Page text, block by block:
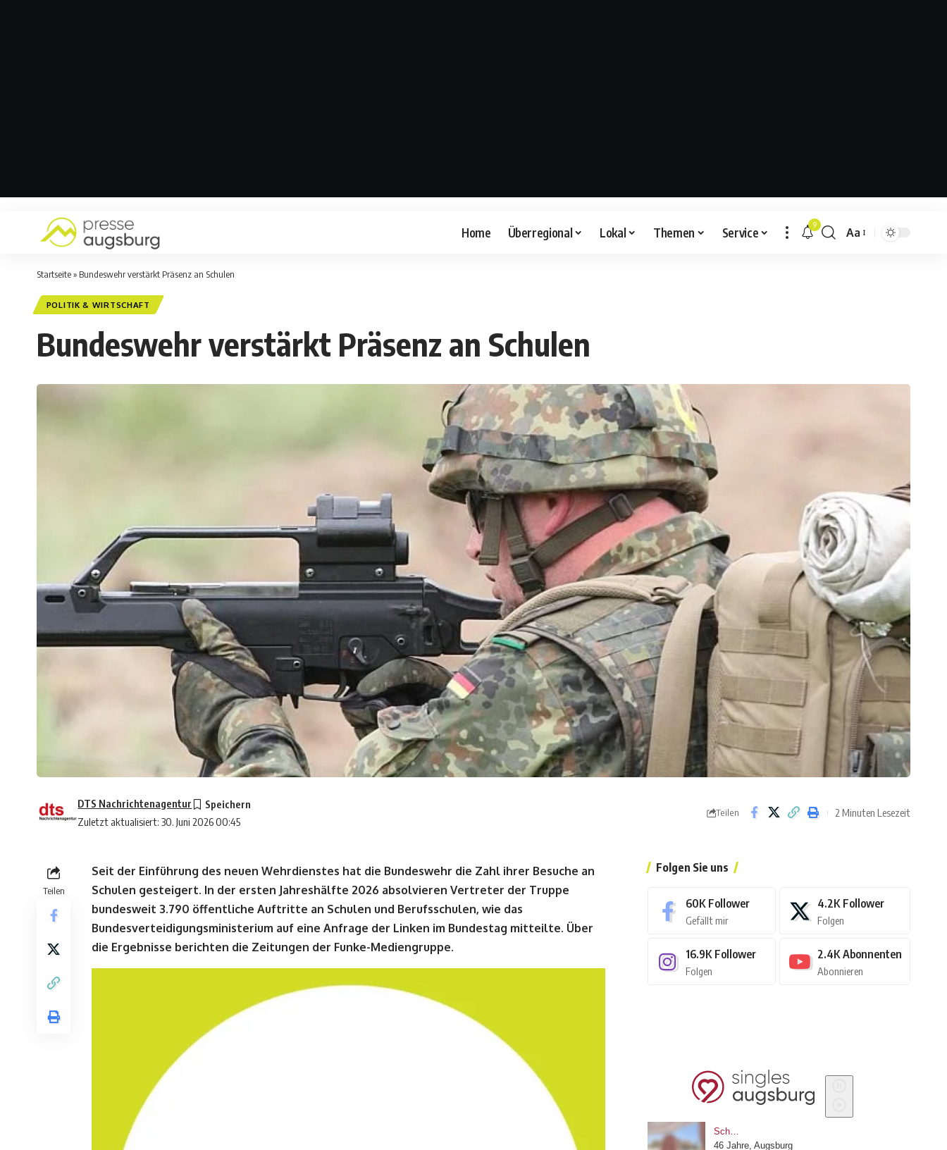
Home Überregional Lokal Themen Service 9
Aa
Startseite» Bundeswehr verstärkt Präsenz an Schulen
POLITIK & WIRTSCHAFT
Bundeswehr verstärkt Präsenz an Schulen
Zuletzt aktualisiert: 30. Juni 2026 00:45
DTS Nachrichtenagentur
Teilen 2 Minuten Lesezeit
Teilen
Seit der Einführung des neuen Wehrdienstes hat die Bundeswehr die Zahl ihrer Besuche an
Schulen gesteigert. In der ersten Jahreshälfte 2026 absolvieren Vertreter der Truppe
bundesweit 3.790 öffentliche Auftritte an Schulen und Berufsschulen, wie das
Bundesverteidigungsministerium auf eine Anfrage der Linken im Bundestag mitteilte. Über
die Ergebnisse berichten die Zeitungen der Funke-Mediengruppe.
Folgen Sie uns
60K Follower
Gefällt mir
4.2K Follower
Folgen
16.9K Follower
Folgen
2.4K Abonnenten
Abonnieren